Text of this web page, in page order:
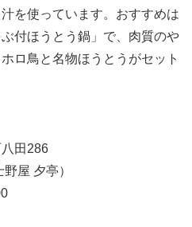
を使っています。おすすめは
付ほうとう鍋」で、肉質のや
ロ鳥と名物ほうとうがセット
田286
屋 夕亭）